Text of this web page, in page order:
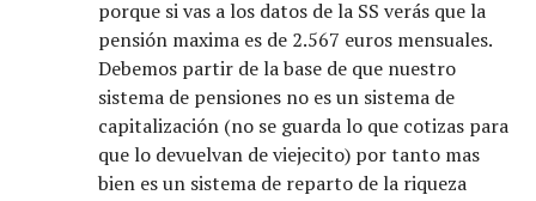
porque si vas a los datos de la SS verás que la
pensión maxima es de 2.567 euros mensuales.
Debemos partir de la base de que nuestro
sistema de pensiones no es un sistema de
capitalización (no se guarda lo que cotizas para
que lo devuelvan de viejecito) por tanto mas
bien es un sistema de reparto de la riqueza